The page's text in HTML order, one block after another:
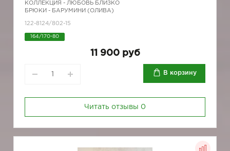
КОЛЛЕКЦИЯ - ЛЮБОВЬ БЛИЗКО
БРЮКИ - БАРУМИНИ (ОЛИВА)
122-8124/802-15
164/170-80
11 900 руб
В корзину
Читать отзывы 0